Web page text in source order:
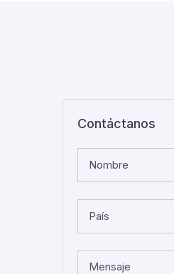
Contáctanos
Nombre
País
Mensaje